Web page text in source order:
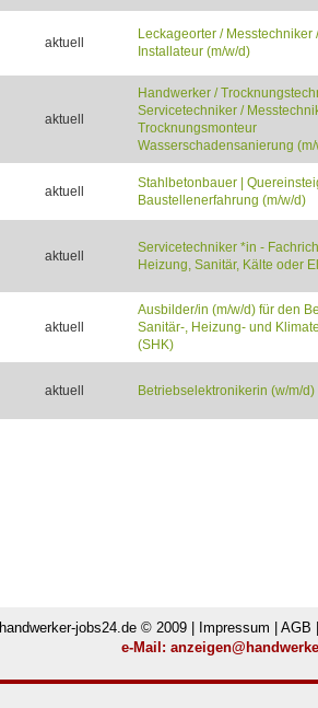
aktuell
Leckageorter / Messtechniker /
Installateur (m/w/d)
aktuell
Handwerker /
Servicetechniker /
Trocknungsmonteur
Wasserschadensanierung
aktuell
Stahlbetonbauer |
Baustellenerfahrung (m/w/d)
aktuell
Servicetechniker *in -
Heizung, Sanitär, Kälte oder
aktuell
Ausbilder/in (m/w/d) für den
Sanitär-, Heizung- und
(SHK)
aktuell Betriebselektronikerin (w/m/d)
handwerker-jobs24.de © 2009 | Impressum AGB
e-Mail: